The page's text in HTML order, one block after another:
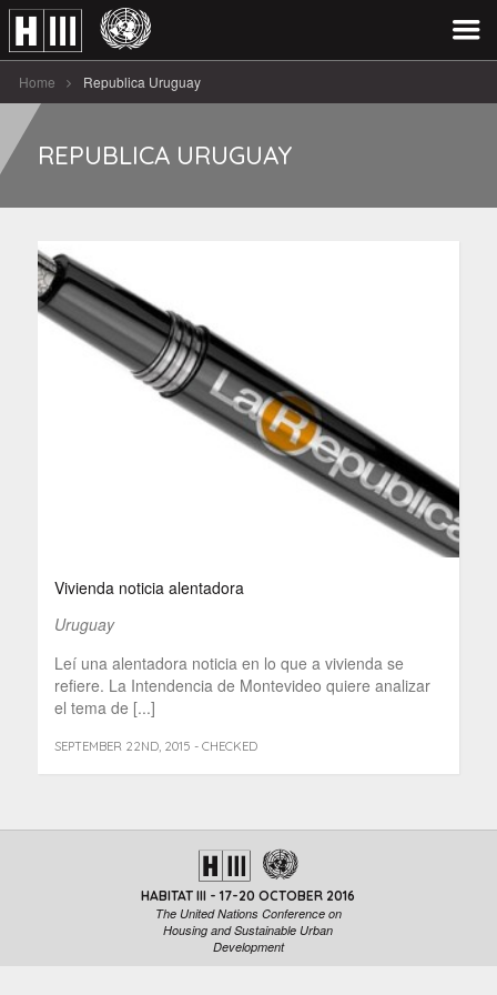
Home Republica Uruguay
REPUBLICA URUGUAY
Vivienda noticia alentadora
Uruguay
Leí una alentadora noticia en lo que a vivienda se
refiere. La Intendencia de Montevideo quiere analizar
el tema de [...]
SEPTEMBER 22ND, 2015 - CHECKED
HABITAT III - 17-20 OCTOBER 2016
The United Nations Conference on
Housing and Sustainable Urban
Development